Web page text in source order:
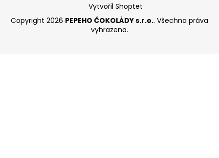
Vytvořil Shoptet
Copyright 2026 PEPEHO ČOKOLÁDY s.r.o.. Všechna práva
vyhrazena.